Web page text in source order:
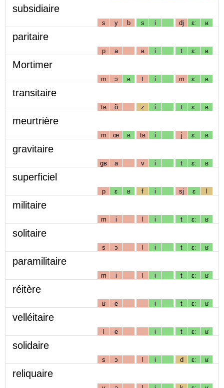
subsidiaire
s y b s i dj ɛː ʁ
paritaire
p a ʁ i t ɛː ʁ
Mortimer
m ɔ ʁ t i m ɛː ʁ
transitaire
tʁ ɑ̃ z i t ɛː ʁ
meurtrière
m œ ʁ tʁ i j ɛː ʁ
gravitaire
gʁ a v i t ɛː ʁ
superficiel
p ɛ ʁ f i sj ɛ l
militaire
m i l i t ɛː ʁ
solitaire
s ɔ l i t ɛː ʁ
paramilitaire
m i l i t ɛː ʁ
réitère
ʁ e i t ɛː ʁ
velléitaire
l e i t ɛː ʁ
solidaire
s ɔ l i d ɛː ʁ
reliquaire